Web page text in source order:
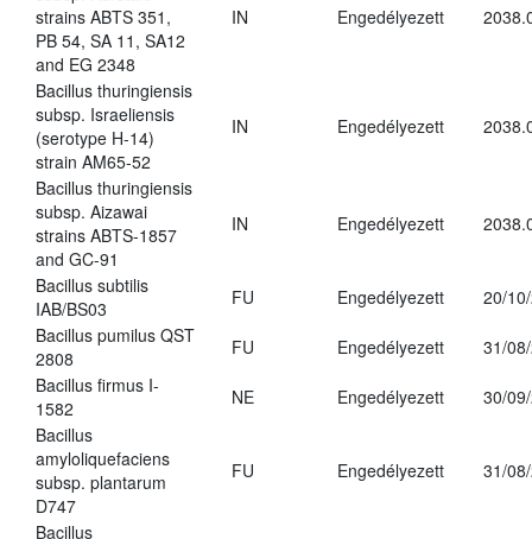
strains ABTS 351,
PB 54, SA 11, SA12
and EG 2348
IN Engedélyezett
Bacillus thuringiensis
subsp. Israeliensis
(serotype H-14)
strain AM65-52
IN Engedélyezett
Bacillus thuringiensis
subsp. Aizawai
strains ABTS-1857
and GC-91
IN Engedélyezett
Bacillus subtilis
IAB/BS03
FU Engedélyezett
20/
Bacillus pumilus QST
2808
FU Engedélyezett
31/
Bacillus firmus I-
1582
NE Engedélyezett
30/
Bacillus
amyloliquefaciens
subsp. plantarum
D747
FU Engedélyezett 31/
Bacillus